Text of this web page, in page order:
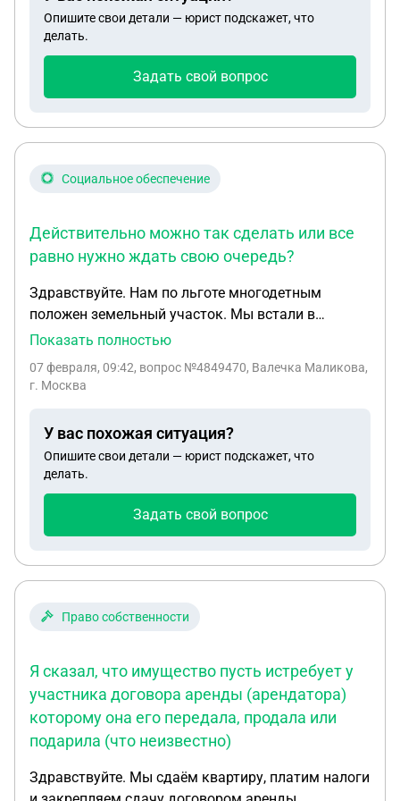
второго боака?
Опишите свои детали — юрист подскажет, что
делать.
Задать свой вопрос
Социальное обеспечение
Действительно можно так сделать или все
равно нужно ждать свою очередь?
Здравствуйте. Нам по льготе многодетным
положен земельный участок. Мы встали в
очередь, но очередь я слышала нужно ждать
специалиста , который подберет свободный
можно так сделать или все равно нужно ждать
свою очередь?
Показать полностью
07 февраля, 09:42, вопрос №4849470, Валечка Маликова,
г. Москва
У вас похожая ситуация?
Опишите свои детали — юрист подскажет, что
делать.
Задать свой вопрос
Право собственности
Я сказал, что имущество пусть истребует у
участника договора аренды (арендатора)
которому она его передала, продала или
подарила (что неизвестно)
Здравствуйте. Мы сдаём квартиру, платим налоги